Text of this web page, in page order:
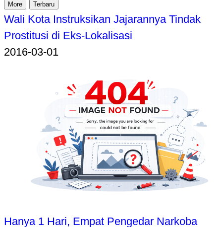
More Terbaru
Wali Kota Instruksikan Jajarannya Tindak
Prostitusi di Eks-Lokalisasi
2016-03-01
Hanya 1 Hari, Empat Pengedar Narkoba